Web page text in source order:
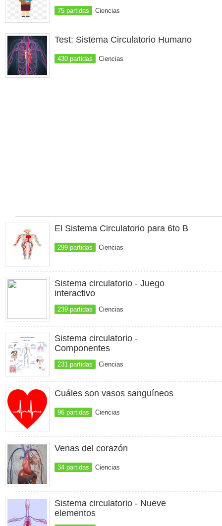
75 partidas Ciencias
Test: Sistema Circulatorio Humano
430 partidas Ciencias
El Sistema Circulatorio para 6to B
299 partidas Ciencias
Sistema circulatorio - Juego
interactivo
239 partidas Ciencias
Sistema circulatorio -
Componentes
231 partidas Ciencias
Cuáles son vasos sanguíneos
96 partidas Ciencias
Venas del corazón
34 partidas Ciencias
Sistema circulatorio - Nueve
elementos